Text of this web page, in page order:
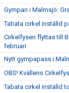
Gympan i Malmsjö:
Tabata cirkel inställd
Cirkelfysen flyttas till
februari
Nytt gympapass i
OBS! Kvällens
Tabata cirkel inställd